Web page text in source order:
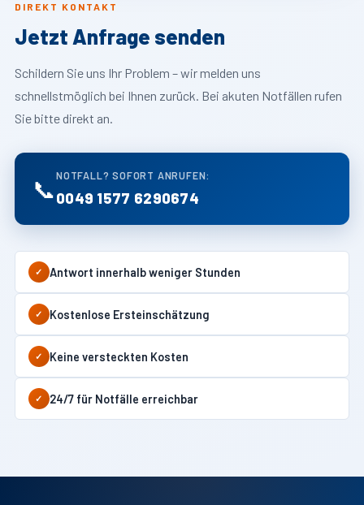
DIREKT KONTAKT
Jetzt Anfrage senden
Schildern Sie uns Ihr Problem – wir melden uns
schnellstmöglich bei Ihnen zurück. Bei akuten Notfällen rufen
Sie bitte direkt an.
📞 NOTFALL? SOFORT ANRUFEN:
0049 1577 6290674
✓ Antwort innerhalb weniger Stunden
✓ Kostenlose Ersteinschätzung
✓ Keine versteckten Kosten
✓ 24/7 für Notfälle erreichbar